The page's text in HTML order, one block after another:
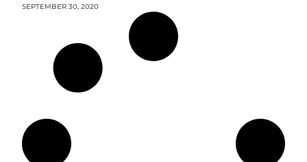
SEPTEMBER 30, 2020